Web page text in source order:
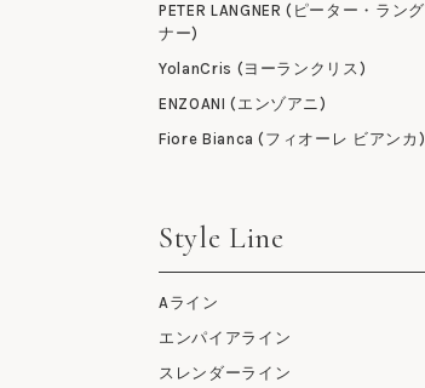
PETER LANGNER (ピーター・ラング
ナー)
YolanCris (ヨーランクリス)
ENZOANI (エンゾアニ)
Fiore Bianca (フィオーレ ビアンカ)
Style Line
Aライン
エンパイアライン
スレンダーライン